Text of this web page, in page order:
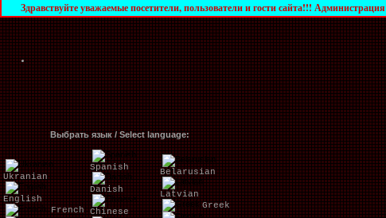
уважаемые посетители, пользователи и гости сайта!!! Администрация сайта
Выбрать язык / Select language:
Ukranian
English
French
Spanish
Danish
Chinese
Belarusian
Latvian
Greek